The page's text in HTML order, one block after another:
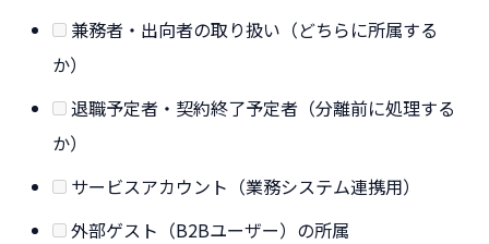
兼務者・出向者の取り扱い（どちらに所属する
か）
退職予定者・契約終了予定者（分離前に処理する
か）
サービスアカウント（業務システム連携用）
外部ゲスト（B2Bユーザー）の所属